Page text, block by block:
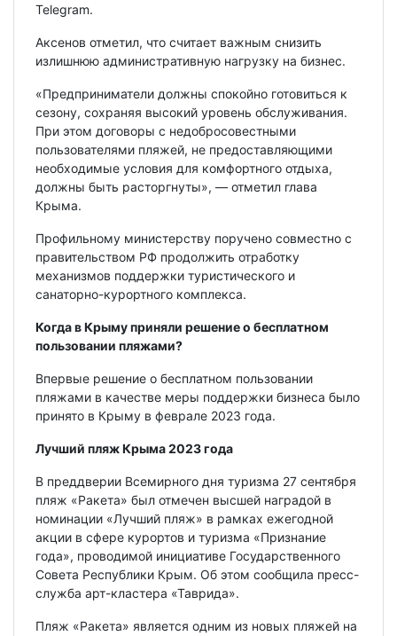
Telegram.
Аксенов отметил, что считает важным снизить
излишнюю административную нагрузку на бизнес.
«Предприниматели должны спокойно готовиться к
сезону, сохраняя высокий уровень обслуживания.
При этом договоры с недобросовестными
пользователями пляжей, не предоставляющими
необходимые условия для комфортного отдыха,
должны быть расторгнуты», — отметил глава
Крыма.
Профильному министерству поручено совместно с
правительством РФ продолжить отработку
механизмов поддержки туристического и
санаторно-курортного комплекса.
Когда в Крыму приняли решение о бесплатном
пользовании пляжами?
Впервые решение о бесплатном пользовании
пляжами в качестве меры поддержки бизнеса было
принято в Крыму в феврале 2023 года.
Лучший пляж Крыма 2023 года
В преддверии Всемирного дня туризма 27 сентября
пляж «Ракета» был отмечен высшей наградой в
номинации «Лучший пляж» в рамках ежегодной
акции в сфере курортов и туризма «Признание
года», проводимой инициативе Государственного
Совета Республики Крым. Об этом сообщила пресс-
служба арт-кластера «Таврида».
Пляж «Ракета» является одним из новых пляжей на